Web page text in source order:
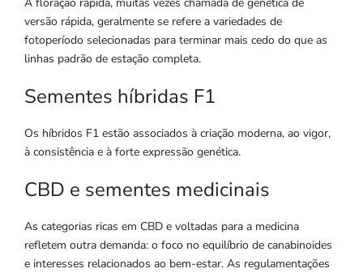
versão rápida, geralmente se refere a variedades de
fotoperíodo selecionadas para terminar mais cedo do que as
linhas padrão de estação completa.
Sementes híbridas F1
Os híbridos F1 estão associados à criação moderna, ao vigor,
à consistência e à forte expressão genética.
CBD e sementes medicinais
As categorias ricas em CBD e voltadas para a medicina
refletem outra demanda: o foco no equilíbrio de canabinoides
e interesses relacionados ao bem-estar. As regulamentações